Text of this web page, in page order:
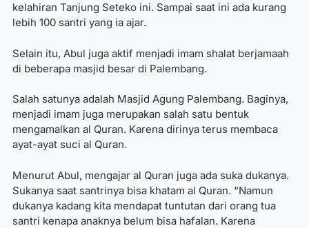
kelahiran Tanjung Seteko ini. Sampai saat ini ada kurang
lebih 100 santri yang ia ajar.
Selain itu, Abul juga aktif menjadi imam shalat berjamaah
di beberapa masjid besar di Palembang.
Salah satunya adalah Masjid Agung Palembang. Baginya,
menjadi imam juga merupakan salah satu bentuk
mengamalkan al Quran. Karena dirinya terus membaca
ayat-ayat suci al Quran.
Menurut Abul, mengajar al Quran juga ada suka dukanya.
Sukanya saat santrinya bisa khatam al Quran. “Namun
dukanya kadang kita mendapat tuntutan dari orang tua
santri kenapa anaknya belum bisa hafalan. Karena